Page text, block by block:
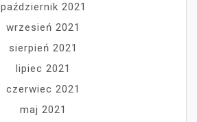
październik 2021
wrzesień 2021
sierpień 2021
lipiec 2021
czerwiec 2021
maj 2021